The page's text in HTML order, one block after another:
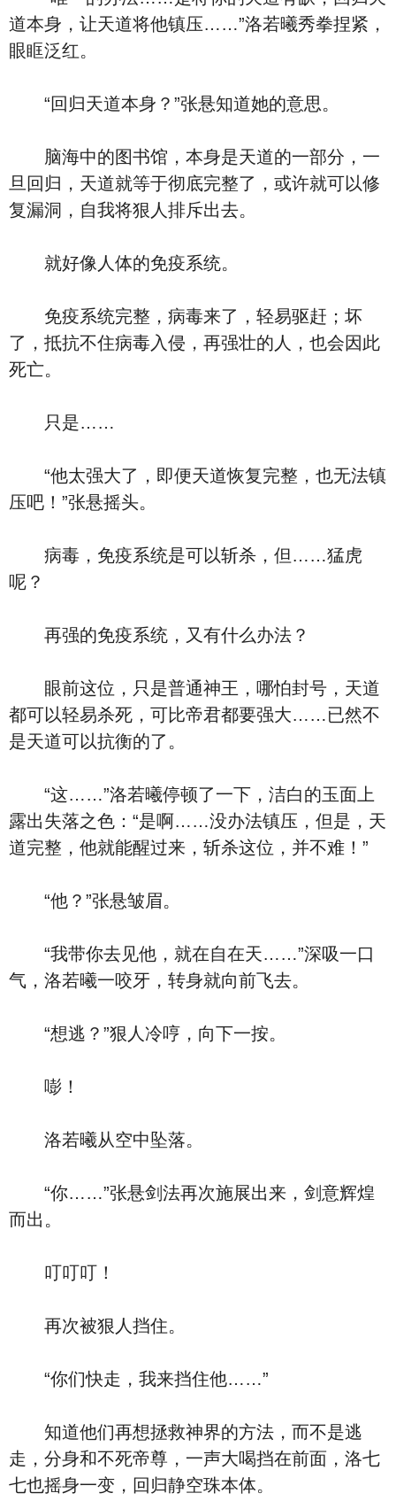
道本身，让天道将他镇压……”洛若曦秀拳捏紧，
眼眶泛红。
“回归天道本身？”张悬知道她的意思。
脑海中的图书馆，本身是天道的一部分，一
旦回归，天道就等于彻底完整了，或许就可以修
复漏洞，自我将狠人排斥出去。
就好像人体的免疫系统。
免疫系统完整，病毒来了，轻易驱赶；坏
了，抵抗不住病毒入侵，再强壮的人，也会因此
死亡。
只是……
“他太强大了，即便天道恢复完整，也无法镇
压吧！”张悬摇头。
病毒，免疫系统是可以斩杀，但……猛虎
呢？
再强的免疫系统，又有什么办法？
眼前这位，只是普通神王，哪怕封号，天道
都可以轻易杀死，可比帝君都要强大……已然不
是天道可以抗衡的了。
“这……”洛若曦停顿了一下，洁白的玉面上
露出失落之色：“是啊……没办法镇压，但是，天
道完整，他就能醒过来，斩杀这位，并不难！”
“他？”张悬皱眉。
“我带你去见他，就在自在天……”深吸一口
气，洛若曦一咬牙，转身就向前飞去。
“想逃？”狠人冷哼，向下一按。
嘭！
洛若曦从空中坠落。
“你……”张悬剑法再次施展出来，剑意辉煌
而出。
叮叮叮！
再次被狠人挡住。
“你们快走，我来挡住他……”
知道他们再想拯救神界的方法，而不是逃
走，分身和不死帝尊，一声大喝挡在前面，洛七
七也摇身一变，回归静空珠本体。